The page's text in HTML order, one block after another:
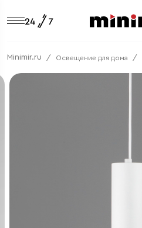
Minimir.ru Освещение для дома